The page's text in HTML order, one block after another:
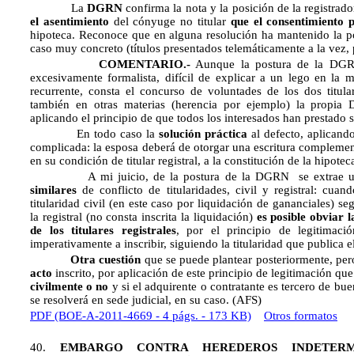
La DGRNconfirma la nota y la posición de la
el asentimiento del cónyuge no titular que el consentimiento
hipoteca. Reconoce que en alguna resolución ha mantenido la
caso muy concreto (títulos presentados telemáticamente a la
COMENTARIO.- Aunque la postura de la
excesivamente formalista, difícil de explicar a un lego en la
recurrente, consta el concurso de voluntades de los dos
también en otras materias (herencia por ejemplo) la
aplicando el principio de que todos los interesados han prestado
En todo caso la solución prácticaal defecto,
complicada: la esposa deberá de otorgar una escritura
en su condición de titular registral, a la constitución de la
A mi juicio, de la postura de la DGRN se extrae
similares de conflicto de titularidades, civil y registral:
titularidad civil (en este caso por liquidación de gananciales)
la registral (no consta inscrita la liquidación) es posible obviar
de los titulares registrales, por el principio de
imperativamente a inscribir, siguiendo la titularidad que publica
Otra cuestión que se puede plantear posteriormente,
acto inscrito, por aplicación de este principio de legitimación
civilmente o no y si el adquirente o contratante es tercero de
se resolverá en sede judicial, en su caso. (AFS)
PDF (BOE-A-2011-4669 - 4 págs. - 173 KB)
Otros formatos
40. EMBARGO CONTRA HEREDEROS